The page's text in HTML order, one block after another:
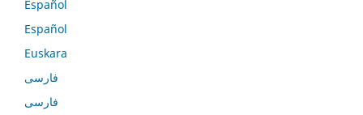
Español
Español
Euskara
فارسی
فارسی